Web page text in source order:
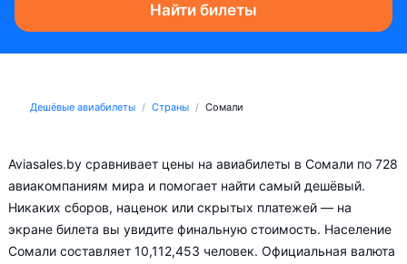
Найти билеты
Дешёвые авиабилеты Страны Сомали
Aviasales.by сравнивает цены на авиабилеты в Сомали по 728
авиакомпаниям мира и помогает найти самый дешёвый.
Никаких сборов, наценок или скрытых платежей — на
экране билета вы увидите финальную стоимость. Население
Сомали составляет 10,112,453 человек. Официальная валюта